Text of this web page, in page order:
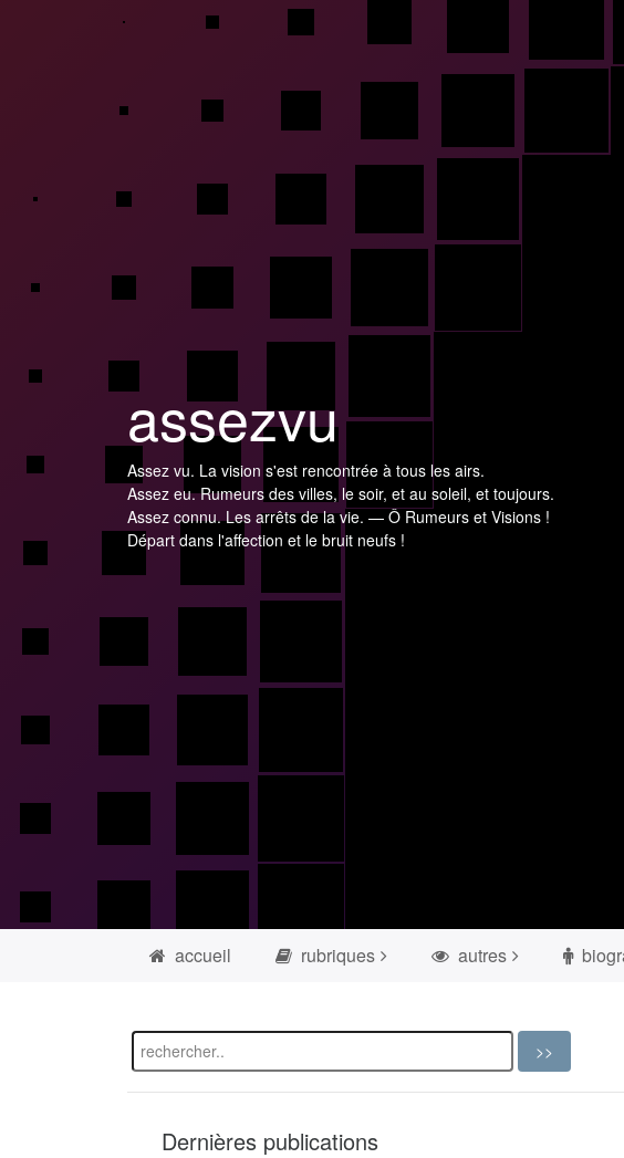
assezvu
Assez vu. La vision s'est rencontrée à tous les airs.
Assez eu. Rumeurs des villes, le soir, et au soleil, et toujours.
Assez connu. Les arrêts de la vie. — Ô Rumeurs et Visions !
Départ dans l'affection et le bruit neufs !
accueil rubriques autres
Dernières publications